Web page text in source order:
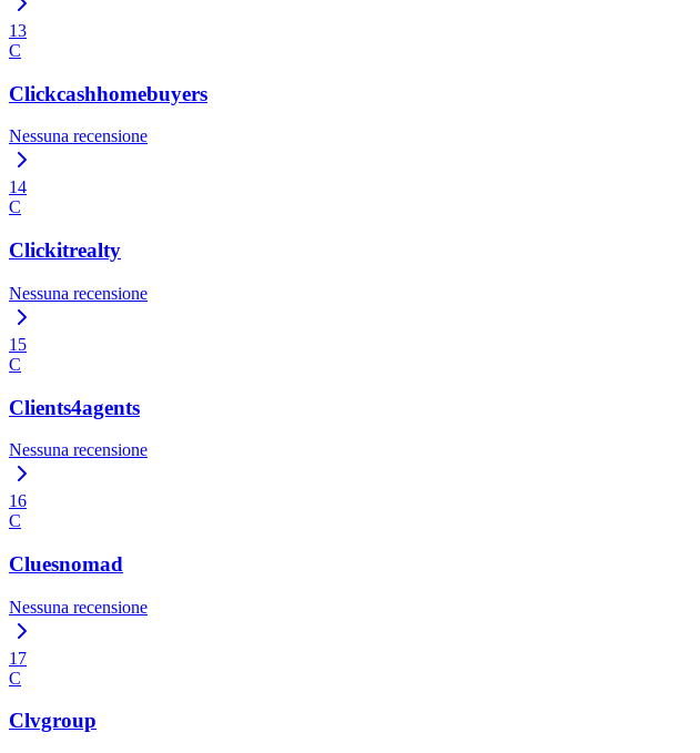
13
C
Clickcashhomebuyers
Nessuna recensione
14
C
Clickitrealty
Nessuna recensione
15
C
Clients4agents
Nessuna recensione
16
C
Cluesnomad
Nessuna recensione
17
C
Clvgroup